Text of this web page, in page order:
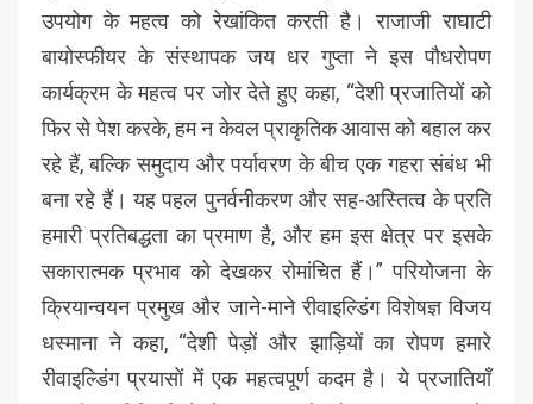
उपयोग के महत्व को रेखांकित करती है। राजाजी राघाटी
बायोस्फीयर के संस्थापक जय धर गुप्ता ने इस पौधरोपण
कार्यक्रम के महत्व पर जोर देते हुए कहा, “देशी प्रजातियों को
फिर से पेश करके, हम न केवल प्राकृतिक आवास को बहाल कर
रहे हैं, बल्कि समुदाय और पर्यावरण के बीच एक गहरा संबंध भी
बना रहे हैं। यह पहल पुनर्वनीकरण और सह-अस्तित्व के प्रति
हमारी प्रतिबद्धता का प्रमाण है, और हम इस क्षेत्र पर इसके
सकारात्मक प्रभाव को देखकर रोमांचित हैं।” परियोजना के
क्रियान्वयन प्रमुख और जाने-माने रीवाइल्डिंग विशेषज्ञ विजय
धस्माना ने कहा, “देशी पेड़ों और झाड़ियों का रोपण हमारे
रीवाइल्डिंग प्रयासों में एक महत्वपूर्ण कदम है। ये प्रजातियाँ